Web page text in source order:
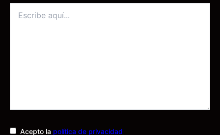
aquí...
Acepto la política de privacidad